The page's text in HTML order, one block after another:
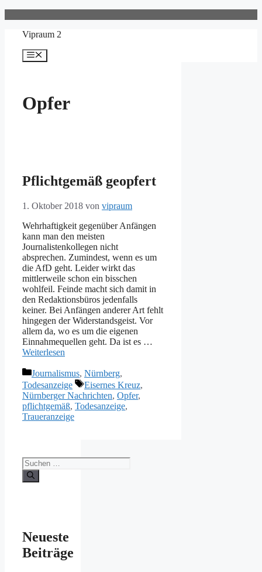
springenVipraum 2
Menü
Opfer
Pflichtgemäß geopfert
1. Oktober 2018 von vipraum
Wehrhaftigkeit gegenüber Anfängen
kann man den meisten
Journalistenkollegen nicht
absprechen. Zumindest, wenn es um
die AfD geht. Leider wirkt das
mittlerweile schon ein bisschen
wohlfeil. Feinde macht sich damit in
den Redaktionsbüros jedenfalls
keiner. Bei Anfängen anderer Art fehlt
hingegen der Widerstandsgeist. Vor
allem da, wo es um die eigenen
Einnahmequellen geht. Da ist es …
Weiterlesen
Kategorien
Journalismus, Nürnberg,
Todesanzeige
Schlagwörter
Eisernes Kreuz,
Nürnberger Nachrichten, Opfer,
pflichtgemäß, Todesanzeige,
Traueranzeige
Suche
nach:
Neueste
Beiträge